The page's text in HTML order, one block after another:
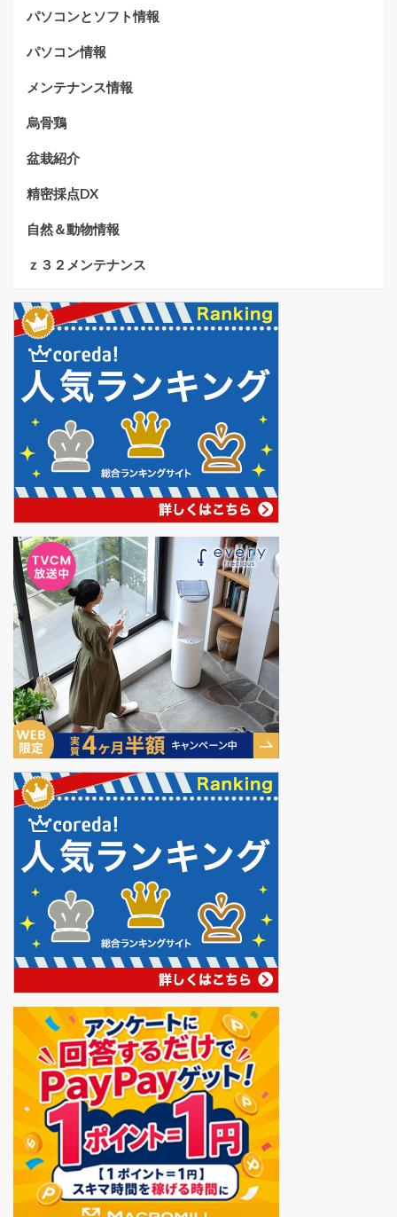
パソコンとソフト情報
パソコン情報
メンテナンス情報
烏骨鶏
盆栽紹介
精密採点DX
自然＆動物情報
ｚ３２メンテナンス